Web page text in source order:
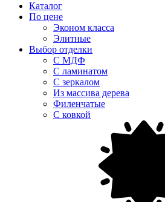
Каталог
По цене
Эконом класса
Элитные
Выбор отделки
С МДФ
С ламинатом
С зеркалом
Из массива дерева
Филенчатые
С ковкой